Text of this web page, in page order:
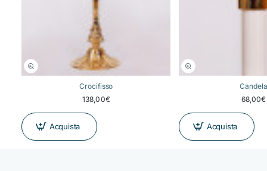
Crocifisso
138,00€
Acquista
Candela
68,00€
Acquista